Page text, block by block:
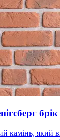
брік
камінь, який